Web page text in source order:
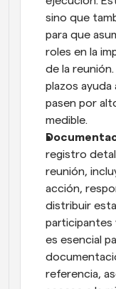
sino que
para que
roles en la
de la
plazos ayuda
pasen por
medible.
registro
reunión,
acción,
distribuir
participantes
es esencial
referencia,